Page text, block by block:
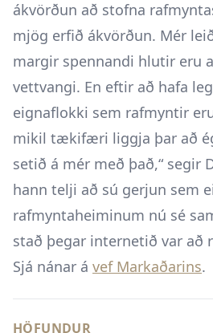
ákvörðun að stofna
mjög erfið ákvörðun. Mér
margir spennandi hlutir eru
vettvangi. En eftir að hafa
eignaflokki sem rafmyntir
mikil tækifæri liggja þar að
setið á mér með það,“ segir
hann telji að sú gerjun sem
rafmyntaheiminum nú sé
stað þegar internetið var að
Sjá nánar á vef Markaðarins.
HÖFUNDUR